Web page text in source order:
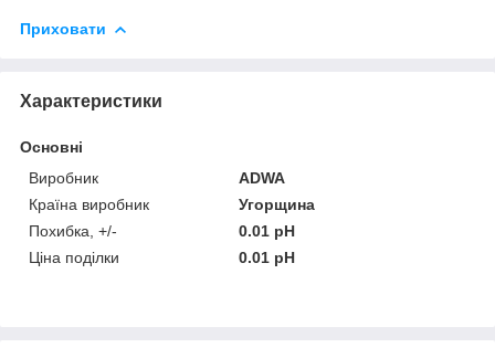
Приховати
Характеристики
Основні
Виробник
ADWA
Країна виробник
Угорщина
Похибка, +/-
0.01 pH
Ціна поділки
0.01 pH